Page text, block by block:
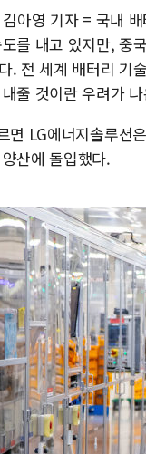
아영 기자 = 국내
를 내고 있지만, 중
. 전 세계 배터리 기
줄 것이란 우려가
면 LG에너지솔루션
산에 돌입했다.